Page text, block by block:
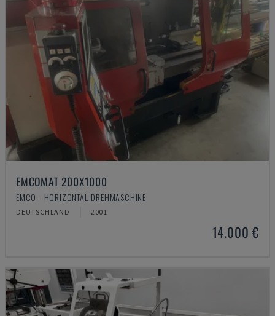
EMCOMAT 200X1000
EMCO - HORIZONTAL-DREHMASCHINE
DEUTSCHLAND 2001
14.000 €